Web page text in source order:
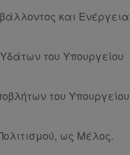
και
του Υπουργείου
του Υπουργείου
ως Μέλος.